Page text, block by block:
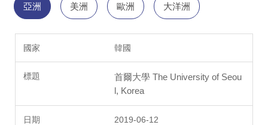
亞洲 美洲 歐洲 大洋洲
韓國
首爾大學 The University of Seou
l, Korea
2019-06-12